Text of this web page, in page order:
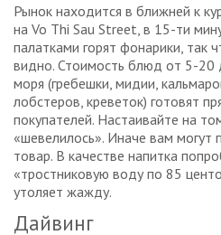
Рынок находится в ближней к
нa Vo Thi Sau Street, в 15-ти
палатками горят фонарики, так
видно. Стоимость блюд от 5-
моря (гребешки, мидии,
лобстеров, креветок) готовят
покупателей. Настаивайте на
«шевелилось». Иначе вам могут
товар. В качестве напитка
«тростниковую воду по 85
утоляет жажду.
Дайвинг